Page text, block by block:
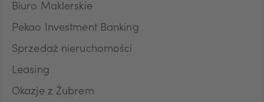
SEK
Biuro Maklerskie
Pekao Investment Banking
Sprzedaż nieruchomości
Leasing
Okazje z Żubrem